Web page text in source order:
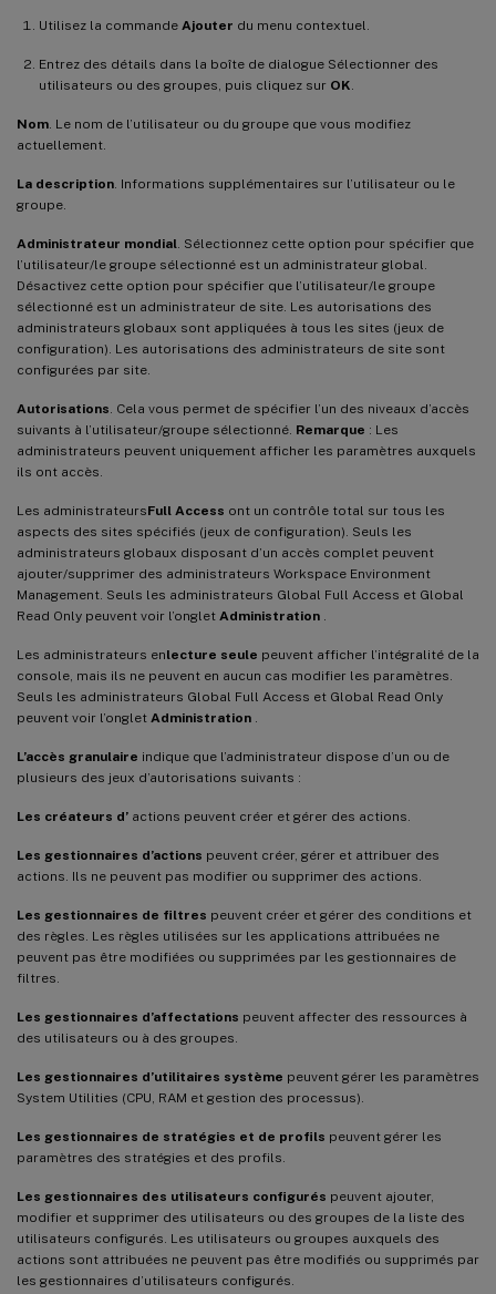
Utilisez la commande Ajouter du menu contextuel.
Entrez des détails dans la boîte de dialogue Sélectionner des
utilisateurs ou des groupes, puis cliquez sur OK
Nom . Le nom de l’utilisateur ou du groupe que vous modifiez
actuellement.
La description . Informations supplémentaires sur l’utilisateur ou le
groupe.
Administrateur mondial . Sélectionnez cette option pour spécifier que
l’utilisateur/le groupe sélectionné est un administrateur global.
Désactivez cette option pour spécifier que l’utilisateur/le groupe
sélectionné est un administrateur de site. Les autorisations des
administrateurs globaux sont appliquées à tous les sites (jeux de
configuration). Les autorisations des administrateurs de site sont
configurées par site.
Autorisations . Cela vous permet de spécifier l’un des niveaux d’accès
suivants à l’utilisateur/groupe sélectionné. Remarque : Les
administrateurs peuvent uniquement afficher les paramètres auxquels
ils ont accès.
Les administrateursFull Access ont un contrôle total sur tous les
aspects des sites spécifiés (jeux de configuration). Seuls les
administrateurs globaux disposant d’un accès complet peuvent
ajouter/supprimer des administrateurs Workspace Environment
Management. Seuls les administrateurs Global Full Access et Global
Read Only peuvent voir l’onglet Administration
Les administrateurs enlecture seule peuvent afficher l’intégralité de la
console, mais ils ne peuvent en aucun cas modifier les paramètres.
Seuls les administrateurs Global Full Access et Global Read Only
peuvent voir l’onglet Administration
L’accès granulaire indique que l’administrateur dispose d’un ou de
plusieurs des jeux d’autorisations suivants :
Les créateurs d’ actions peuvent créer et gérer des actions.
Les gestionnaires d’actions peuvent créer, gérer et attribuer des
actions. Ils ne peuvent pas modifier ou supprimer des actions.
Les gestionnaires de filtres peuvent créer et gérer des conditions et
des règles. Les règles utilisées sur les applications attribuées ne
peuvent pas être modifiées ou supprimées par les gestionnaires de
filtres.
Les gestionnaires d’affectations peuvent affecter des ressources à
des utilisateurs ou à des groupes.
Les gestionnaires d’utilitaires système peuvent gérer les paramètres
System Utilities (CPU, RAM et gestion des processus).
Les gestionnaires de stratégies et de profils peuvent gérer les
paramètres des stratégies et des profils.
Les gestionnaires des utilisateurs configurés peuvent ajouter,
modifier et supprimer des utilisateurs ou des groupes de la liste des
utilisateurs configurés. Les utilisateurs ou groupes auxquels des
actions sont attribuées ne peuvent pas être modifiés ou supprimés par
les gestionnaires d’utilisateurs configurés.